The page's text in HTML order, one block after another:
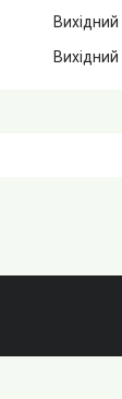
Вихідний
Вихідний